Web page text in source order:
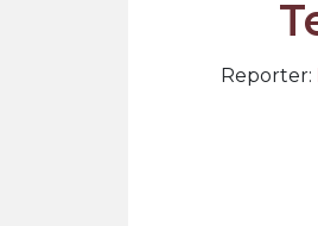
Reporter: